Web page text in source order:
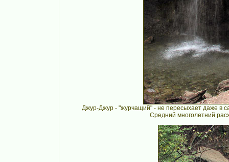
Джур-Джур - "журчащий" - не пересыхает даже в
Средний многолетний